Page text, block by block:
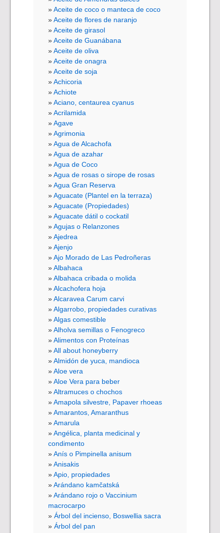
Aceite de coco o manteca de coco
Aceite de flores de naranjo
Aceite de girasol
Aceite de Guanábana
Aceite de oliva
Aceite de onagra
Aceite de soja
Achicoria
Achiote
Aciano, centaurea cyanus
Acrilamida
Agave
Agrimonia
Agua de Alcachofa
Agua de azahar
Agua de Coco
Agua de rosas o sirope de rosas
Agua Gran Reserva
Aguacate (Plantel en la terraza)
Aguacate (Propiedades)
Aguacate dátil o cockatil
Agujas o Relanzones
Ajedrea
Ajenjo
Ajo Morado de Las Pedroñeras
Albahaca
Albahaca cribada o molida
Alcachofera hoja
Alcaravea Carum carvi
Algarrobo, propiedades curativas
Algas comestible
Alholva semillas o Fenogreco
Alimentos con Proteínas
All about honeyberry
Almidón de yuca, mandioca
Aloe vera
Aloe Vera para beber
Altramuces o chochos
Amapola silvestre, Papaver rhoeas
Amarantos, Amaranthus
Amarula
Angélica, planta medicinal y
condimento
Anís o Pimpinella anisum
Anisakis
Apio, propiedades
Arándano kamčatská
Arándano rojo o Vaccinium
macrocarpo
Árbol del incienso, Boswellia sacra
Árbol del pan